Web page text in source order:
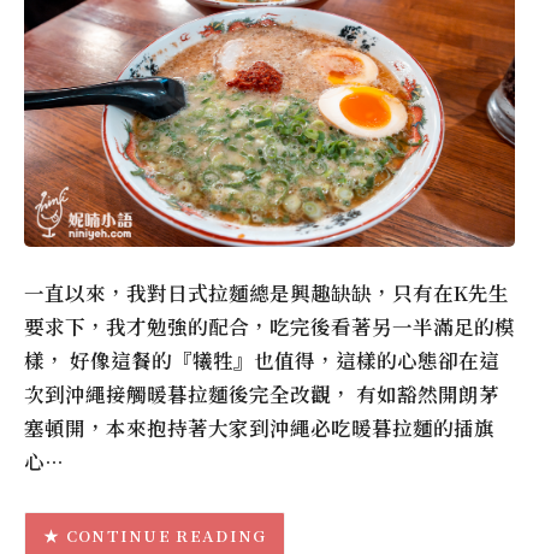
一直以來，我對日式拉麵總是興趣缺缺，只有在K先生
要求下，我才勉強的配合，吃完後看著另一半滿足的模
樣， 好像這餐的『犧牲』也值得，這樣的心態卻在這
次到沖繩接觸暖暮拉麵後完全改觀， 有如豁然開朗茅
塞頓開，本來抱持著大家到沖繩必吃暖暮拉麵的插旗
心…
CONTINUE READING